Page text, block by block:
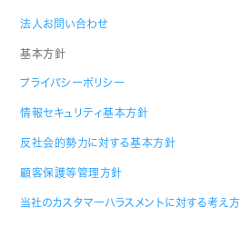
法人お問い合わせ
基本方針
プライバシーポリシー
情報セキュリティ基本方針
反社会的勢力に対する基本方針
顧客保護等管理方針
当社のカスタマーハラスメントに対する考え方